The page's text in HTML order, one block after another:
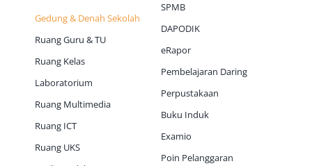
Gedung & Denah Sekolah
Ruang Guru & TU
Ruang Kelas
Laboratorium
Ruang Multimedia
Ruang ICT
Ruang UKS
SPMB
DAPODIK
eRapor
Pembelajaran Daring
Perpustakaan
Buku Induk
Examio
Poin Pelanggaran